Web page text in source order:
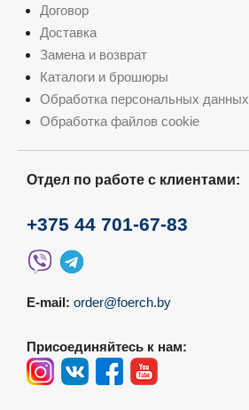
Договор
Доставка
Замена и возврат
Каталоги и брошюры
Обработка персональных данных
Обработка файлов cookie
Отдел по работе с клиентами:
+375 44 701-67-83
E-mail: order@foerch.by
Присоединяйтесь к нам: